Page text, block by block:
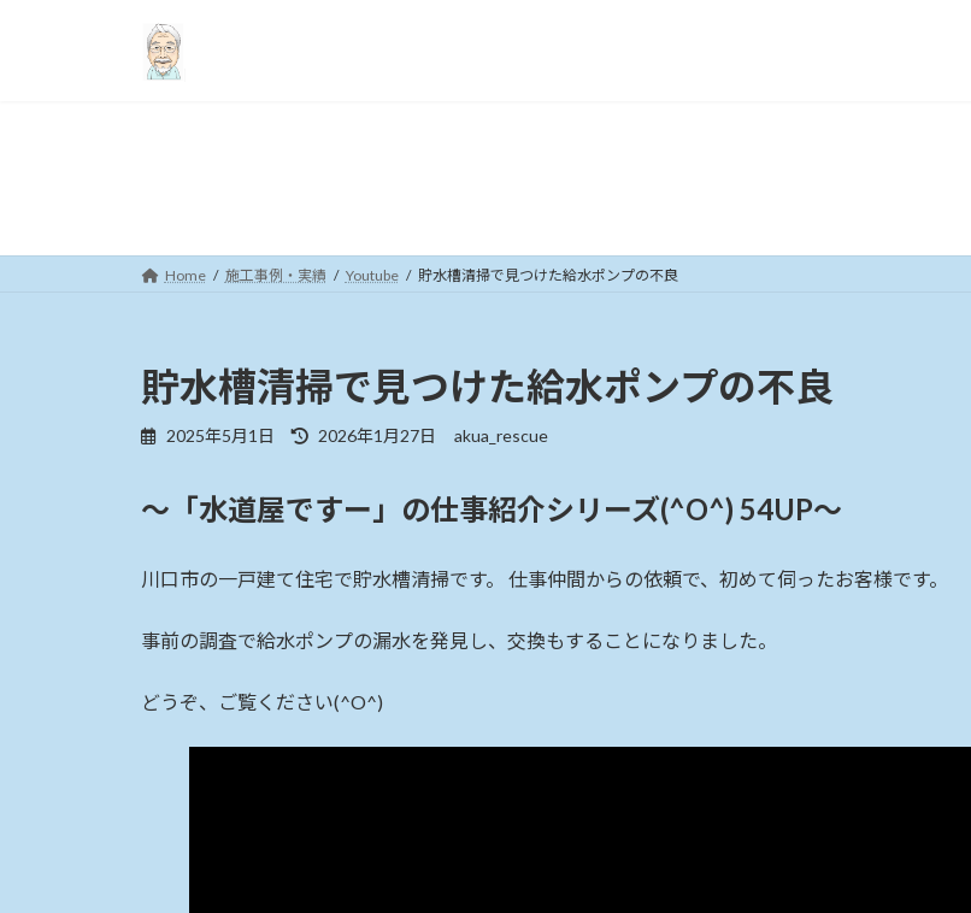
Home 施工事例・実績 Youtube 貯水槽清掃で見つけた給水ポンプの不良
貯水槽清掃で見つけた給水ポンプの不良
2025年5月1日
最
新
:
2026年1月27日 akua_rescue
～「水道屋ですー」の仕事紹介シリーズ(^O^) 54UP～
川口市の一戸建て住宅で貯水槽清掃です。 仕事仲間からの依頼で、初めて伺ったお客様です。
事前の調査で給水ポンプの漏水を発見し、交換もすることになりました。
どうぞ、ご覧ください(^O^)